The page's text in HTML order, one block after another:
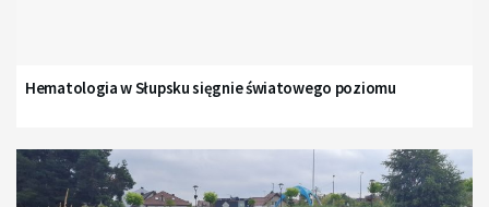
Hematologia w Słupsku sięgnie światowego poziomu